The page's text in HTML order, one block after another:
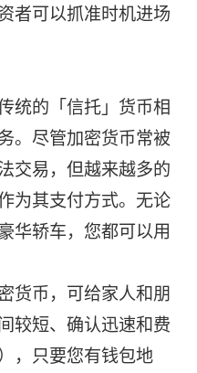
者可以抓准时机进场
统的「信托」货币相
。尽管加密货币常被
交易，但越来越多的
为其支付方式。无论
华轿车，您都可以用
货币，可给家人和朋
较短、确认迅速和费
，只要您有钱包地